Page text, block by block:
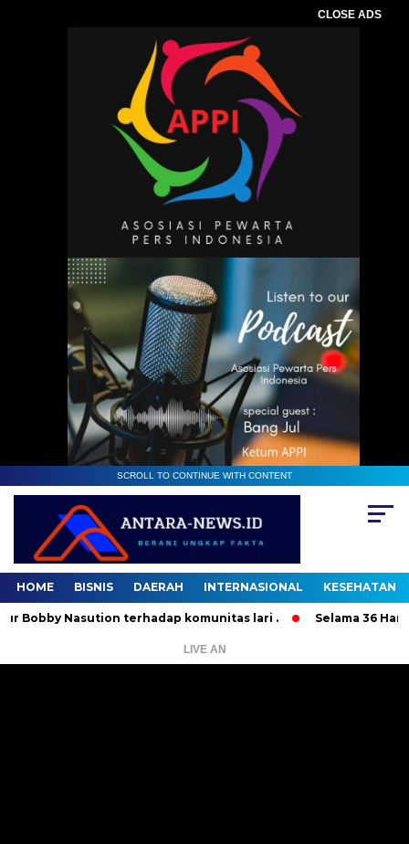
CLOSE ADS
SCROLL TO CONTINUE WITH CONTENT
HOME BISNIS DAERAH INTERNASIONAL KESEHATAN
Nasution terhadap komunitas lari . Selama 36 Hari, 37
LIVE AN